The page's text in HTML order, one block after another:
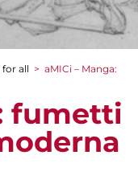
all > aMICi – Manga:
fumetti